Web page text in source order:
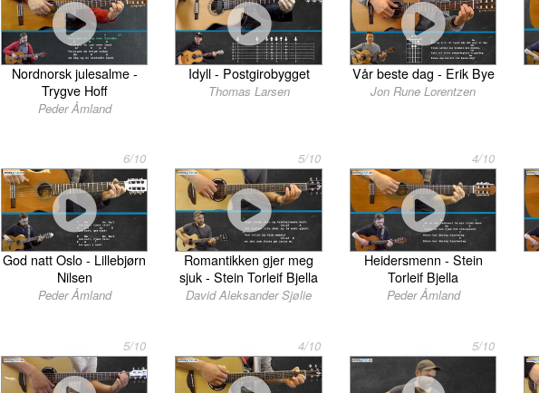
Nordnorsk julesalme -
Trygve Hoff
Peder Åmland
Idyll - Postgirobygget
Thomas Larsen
Vår beste dag - Erik Bye
Jon Rune Lorentzen
6/10
God natt Oslo - Lillebjørn
Nilsen
Peder Åmland
5/10
Romantikken gjer meg
sjuk - Stein Torleif Bjella
David Aleksander Sjølie
4/10
Heidersmenn - Stein
Torleif Bjella
Peder Åmland
5/10 4/10 5/10